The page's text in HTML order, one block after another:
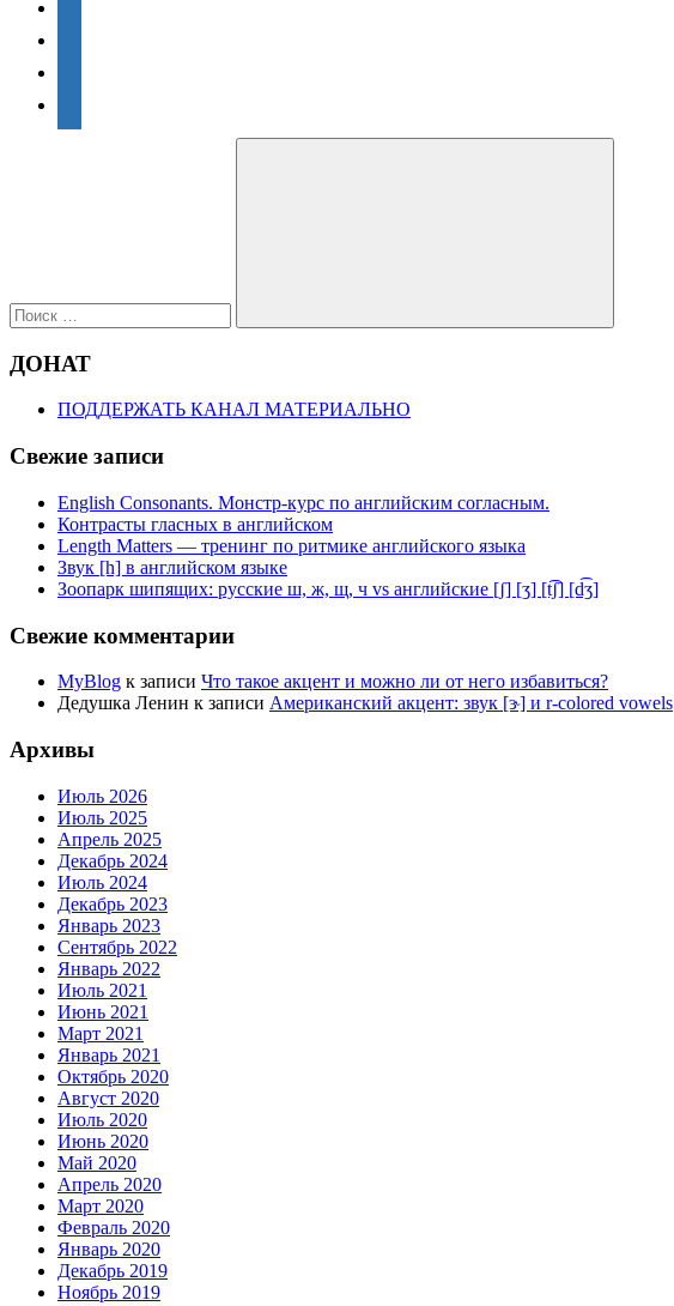
Поиск
ДОНАТ
ПОДДЕРЖАТЬ КАНАЛ МАТЕРИАЛЬНО
Свежие записи
English Consonants. Монстр-курс по английским согласным.
Контрасты гласных в английском
Length Matters — тренинг по ритмике английского языка
Звук [h] в английском языке
Зоопарк шипящих: русские ш, ж, щ, ч vs английские [ʃ] [ʒ] [t͡ʃ] [d͡ʒ]
Свежие комментарии
MyBlog к записи Что такое акцент и можно ли от него избавиться?
Дедушка Ленин к записи Американский акцент: звук [ɝ] и r-colored vowels
Архивы
Июль 2026
Июль 2025
Апрель 2025
Декабрь 2024
Июль 2024
Декабрь 2023
Январь 2023
Сентябрь 2022
Январь 2022
Июль 2021
Июнь 2021
Март 2021
Январь 2021
Октябрь 2020
Август 2020
Июль 2020
Июнь 2020
Май 2020
Апрель 2020
Март 2020
Февраль 2020
Январь 2020
Декабрь 2019
Ноябрь 2019